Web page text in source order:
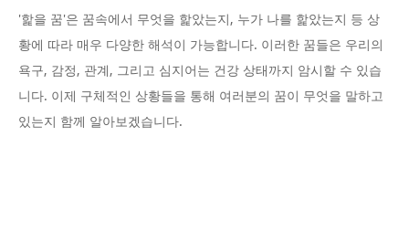
'핥을 꿈'은 꿈속에서 무엇을 핥았는지, 누가 나를 핥았는지 등 상
황에 따라 매우 다양한 해석이 가능합니다. 이러한 꿈들은 우리의
욕구, 감정, 관계, 그리고 심지어는 건강 상태까지 암시할 수 있습
니다. 이제 구체적인 상황들을 통해 여러분의 꿈이 무엇을 말하고
있는지 함께 알아보겠습니다.